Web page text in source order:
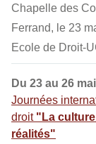
Chapelle des
Ferrand, le 23
Ecole de Droit-
Du 23 au 26 mai
Journées
droit "La
réalités"